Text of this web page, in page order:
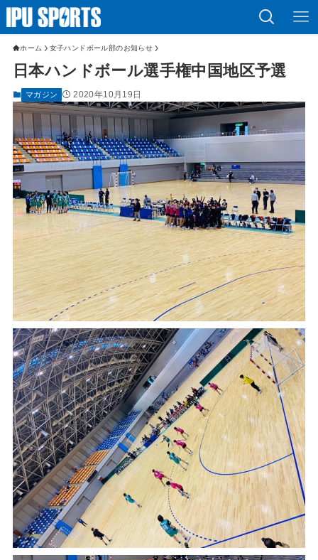
ホーム 女子ハンドボール部のお知らせ
日本ハンドボール選手権中国地区予選
マガジン 2020年10月19日